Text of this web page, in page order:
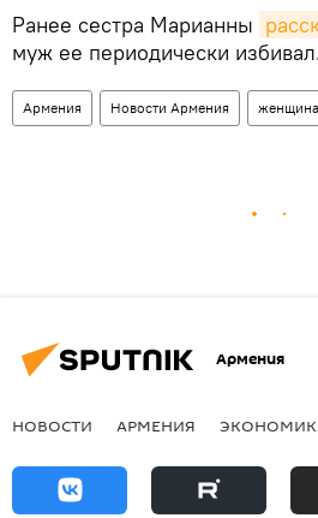
Ранее сестра Марианны
муж ее периодически
Армения Новости Армения женщина
Армения
НОВОСТИ АРМЕНИЯ